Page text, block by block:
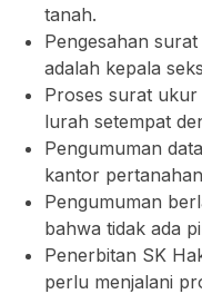
tanah.
Pengesahan
adalah kepala
Proses surat ukur
lurah setempat
Pengumuman
kantor
Pengumuman
bahwa tidak ada
Penerbitan SK
perlu menjalani